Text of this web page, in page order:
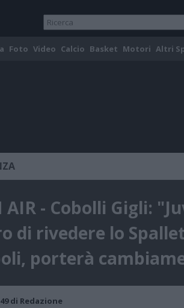
Foto Video Calcio Basket Motori Altri
AIR - Cobolli Gigli:
di rivedere lo
porterà
di Redazione